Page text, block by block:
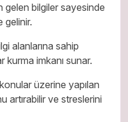
gelen bilgiler sayesinde
gelinir.
alanlarına sahip
kurma imkanı sunar.
üzerine yapılan
artırabilir ve streslerini